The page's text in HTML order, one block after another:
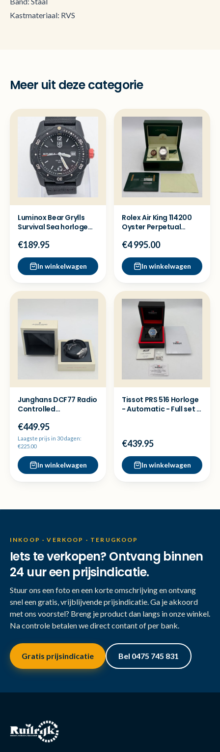
Kastmateriaal: RVS
Meer uit deze categorie
Luminox Bear Grylls
Survival Sea horloge
€189.95
In winkelwagen
Rolex Air King 114200
Oyster Perpetual
€4 995.00
In winkelwagen
Junghans DCF77 Radio
Controlled
*zeldzaam!*
€449.95
Laagste prijs in 30 dagen:
€225.00
In winkelwagen
Tissot PRS 516 Horloge
- Automatic - Full set -
€439.95
In winkelwagen
INKOOP · VERKOOP · TERUGKOOP
Iets te verkopen? Ontvang binnen
24 uur een prijsindicatie.
Stuur ons een foto en een korte omschrijving en ontvang
snel een gratis, vrijblijvende prijsindicatie. Ga je akkoord
met ons voorstel? Breng je product dan langs in onze winkel.
Na controle betalen we direct contant of per bank.
Gratis prijsindicatie Bel 0475 745 831